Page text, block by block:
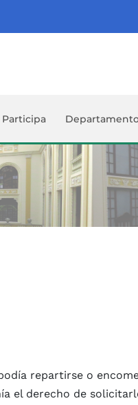
Participa
repartirse o
el derecho de